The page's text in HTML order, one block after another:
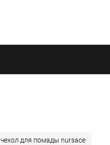
чехол для помады nursace